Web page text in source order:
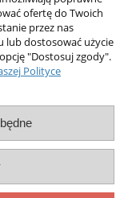
ofertę do Twoich
przez nas
lub dostosować użycie
"Dostosuj zgody".
Polityce